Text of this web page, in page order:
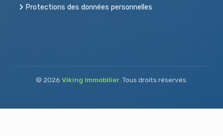
Acheter, vendre ou louer
Protections des données personnelles
© 2026 Viking Immobilier. Tous droits réservés.